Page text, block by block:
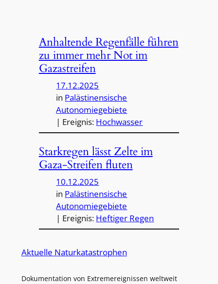
Anhaltende Regenfälle führen
zu immer mehr Not im
Gazastreifen
17.12.2025
in Palästinensische
Autonomiegebiete
| Ereignis: Hochwasser
Starkregen lässt Zelte im
Gaza-Streifen fluten
10.12.2025
in Palästinensische
Autonomiegebiete
| Ereignis: Heftiger Regen
Aktuelle Naturkatastrophen
Dokumentation von Extremereignissen weltweit